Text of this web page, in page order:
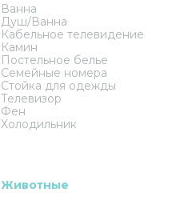
Ванна
Душ/Ванна
Кабельное телевидение
Камин
Постельное белье
Семейные номера
Стойка для одежды
Телевизор
Фен
Холодильник
Животные